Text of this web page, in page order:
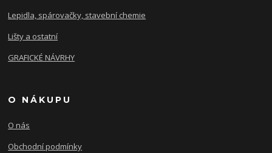
Lepidla, spárovačky, stavební chemie
Lišty a ostatní
GRAFICKÉ NÁVRHY
O NÁKUPU
O nás
Obchodní podmínky